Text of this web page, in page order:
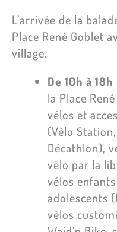
L’arrivée de la
Place René Goblet
village.
De 10h à
la Place
vélos et
(Vélo
Décathlon),
vélo par la
vélos
adolescents
vélos